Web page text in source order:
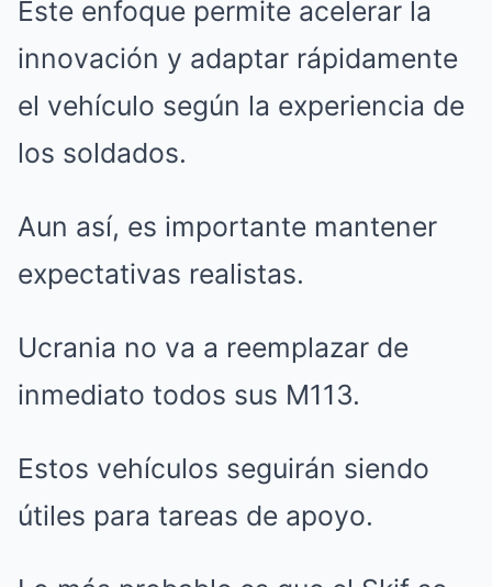
Este enfoque permite acelerar la
innovación y adaptar rápidamente
el vehículo según la experiencia de
los soldados.
Aun así, es importante mantener
expectativas realistas.
Ucrania no va a reemplazar de
inmediato todos sus M113.
Estos vehículos seguirán siendo
útiles para tareas de apoyo.